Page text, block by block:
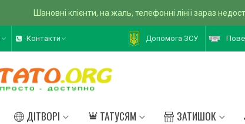
Шановні клієнти, на жаль, телефонні лінії зараз
Контакти Допомога ЗСУ
ДІТВОРІ ТАТУСЯМ ЗАТИШОК